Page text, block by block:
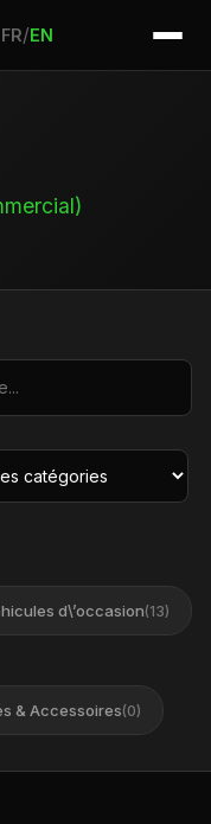
FR/EN
d\’occasion(13)
& Accessoires(0)